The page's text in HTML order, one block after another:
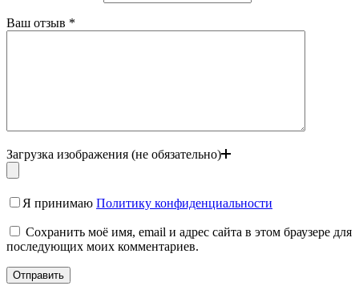
Ваш отзыв *
Загрузка изображения (не обязательно)
Я принимаю Политику конфиденциальности
Сохранить моё имя, email и адрес сайта в этом браузере для
последующих моих комментариев.
Отправить